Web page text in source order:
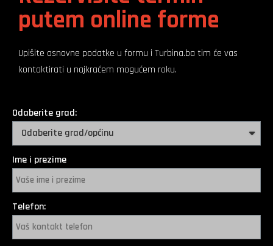
putem online forme
Upišite osnovne podatke u formu i Turbina.ba tim će vas
kontaktirati u najkraćem mogućem roku.
Odaberite grad:
Ime i prezime
Telefon: